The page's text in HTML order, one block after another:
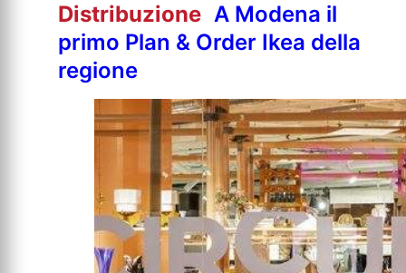
Distribuzione A Modena il
primo Plan & Order Ikea della
regione